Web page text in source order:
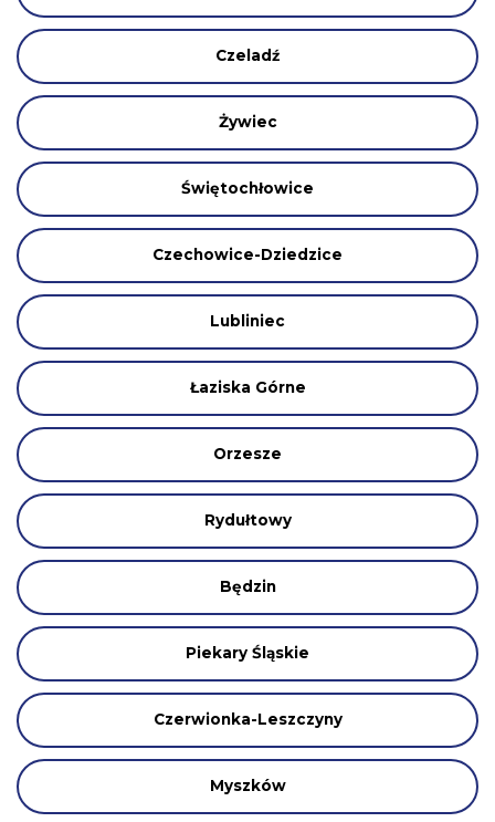
Czeladź
Żywiec
Świętochłowice
Czechowice-Dziedzice
Lubliniec
Łaziska Górne
Orzesze
Rydułtowy
Będzin
Piekary Śląskie
Czerwionka-Leszczyny
Myszków